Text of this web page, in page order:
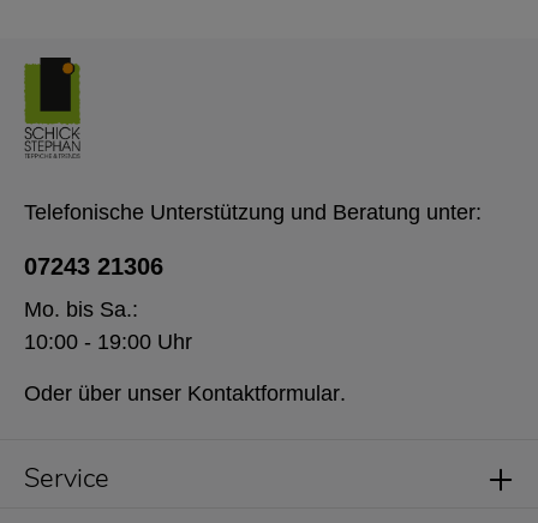
Service
Telefonische Unterstützung und Beratung unter:
07243 21306
Mo. bis Sa.:
10:00 - 19:00 Uhr
Oder über unser Kontaktformular.